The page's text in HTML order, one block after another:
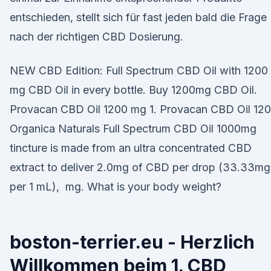
entschieden, stellt sich für fast jeden bald die Frage
nach der richtigen CBD Dosierung.
NEW CBD Edition: Full Spectrum CBD Oil with 1200
mg CBD Oil in every bottle. Buy 1200mg CBD Oil.
Provacan CBD Oil 1200 mg 1. Provacan CBD Oil
Organica Naturals Full Spectrum CBD Oil 1000mg
tincture is made from an ultra concentrated CBD
extract to deliver 2.0mg of CBD per drop (33.33mg
per 1 mL), mg. What is your body weight?
boston-terrier.eu - Herzlich
Willkommen beim 1. CBD